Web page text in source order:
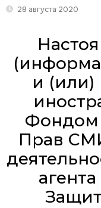
28 августа 2020
и (или)
Фондом
Прав